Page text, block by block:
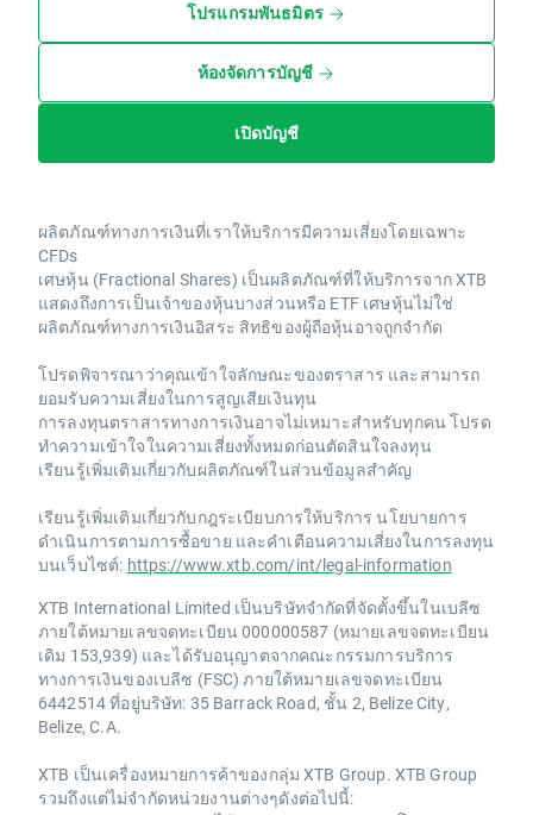
โปรแกรมพันธมิตร
ห้องจัดการบัญชี
เปิดบัญชี
ผลิตภัณฑ์ทางการเงินที่เราให้บริการมีความเสี่ยงโดยเฉพาะ
CFDs
เศษหุ้น (Fractional Shares) เป็นผลิตภัณฑ์ที่ให้บริการจาก XTB
แสดงถึงการเป็นเจ้าของหุ้นบางส่วนหรือ ETF เศษหุ้นไม่ใช่
ผลิตภัณฑ์ทางการเงินอิสระ สิทธิของผู้ถือหุ้นอาจถูกจำกัด
โปรดพิจารณาว่าคุณเข้าใจลักษณะของตราสาร และสามารถ
ยอมรับความเสี่ยงในการสูญเสียเงินทุน
การลงทุนตราสารทางการเงินอาจไม่เหมาะสำหรับทุกคน โปรด
ทำความเข้าใจในความเสี่ยงทั้งหมดก่อนตัดสินใจลงทุน
เรียนรู้เพิ่มเติมเกี่ยวกับผลิตภัณฑ์ในส่วนข้อมูลสำคัญ
เรียนรู้เพิ่มเติมเกี่ยวกับกฎระเบียบการให้บริการ นโยบายการ
ดำเนินการตามการซื้อขาย และคำเตือนความเสี่ยงในการลงทุน
บนเว็บไซต์: https://www.xtb.com/int/legal-information
XTB International Limited เป็นบริษัทจำกัดที่จัดตั้งขึ้นในเบลีซ
ภายใต้หมายเลขจดทะเบียน 000000587 (หมายเลขจดทะเบียน
เดิม 153,939) และได้รับอนุญาตจากคณะกรรมการบริการ
ทางการเงินของเบลีซ (FSC) ภายใต้หมายเลขจดทะเบียน
6442514 ที่อยู่บริษัท: 35 Barrack Road, ชั้น 2, Belize City,
Belize, C.A.
XTB เป็นเครื่องหมายการค้าของกลุ่ม XTB Group. XTB Group
รวมถึงแต่ไม่จำกัดหน่วยงานต่างๆดังต่อไปนี้: